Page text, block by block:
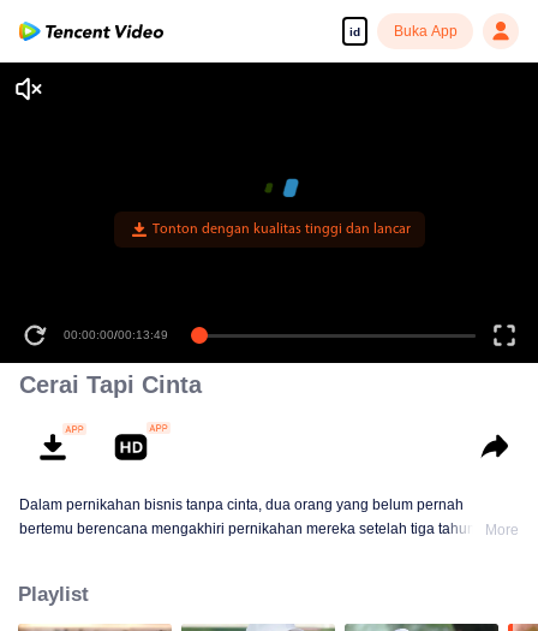
id Buka App
Tonton dengan kualitas tinggi dan lancar
00:00:00/00:13:49
Cerai Tapi Cinta
Dalam pernikahan bisnis tanpa cinta, dua orang yang belum pernah
bertemu berencana mengakhiri pernikahan mereka setelah tiga tahun.
selamanya.
More
Playlist